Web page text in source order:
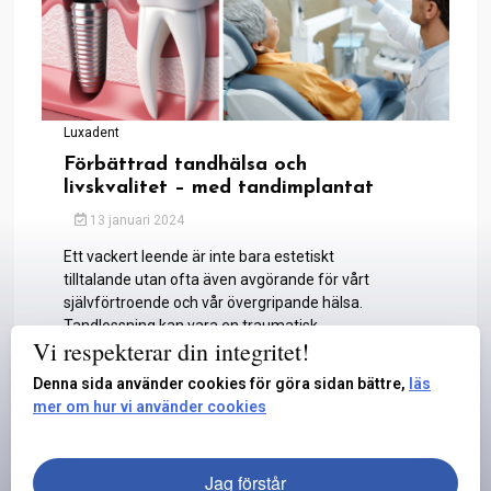
Luxadent
Förbättrad tandhälsa och
livskvalitet – med tandimplantat
13 januari 2024
Ett vackert leende är inte bara estetiskt
tilltalande utan ofta även avgörande för vårt
självförtroende och vår övergripande hälsa.
Tandlossning kan vara en traumatisk
upplevelse som kan påverka förmågan att äta,
tala och socialisera...
Läs mer
Vi respekterar din integritet!
Denna sida använder cookies för göra sidan bättre, läs
mer om hur vi använder cookies
Jag förstår